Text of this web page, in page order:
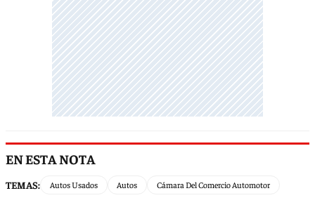
EN ESTA NOTA
TEMAS: Autos Usados Autos Cámara Del Comercio Automotor